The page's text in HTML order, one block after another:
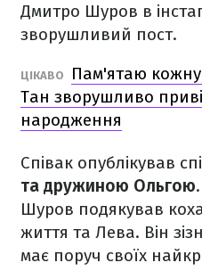
Дмитро Шуров в
зворушливий пост.
ЦІКАВО
Пам'ятаю
Тан зворушливо
народження
Співак опублікував
та дружиною Ольгою
Шуров подякував
життя та Лева. Він
має поруч своїх